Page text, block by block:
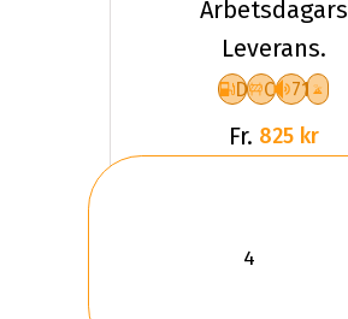
Arbetsdagars
Leverans.
D C 71
Fr. 825 kr